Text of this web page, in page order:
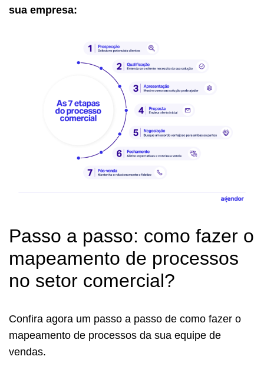
sua empresa:
Passo a passo: como fazer o
mapeamento de processos
no setor comercial?
Confira agora um passo a passo de como fazer o
mapeamento de processos da sua equipe de
vendas.